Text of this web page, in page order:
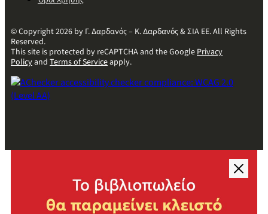
© Copyright 2026 by Γ. Δαρδανός – Κ. Δαρδανός & ΣΙΑ ΕΕ. All Rights
Reserved.
This site is protected by reCAPTCHA and the GooglePrivacy
Policyand Terms of Serviceapply.